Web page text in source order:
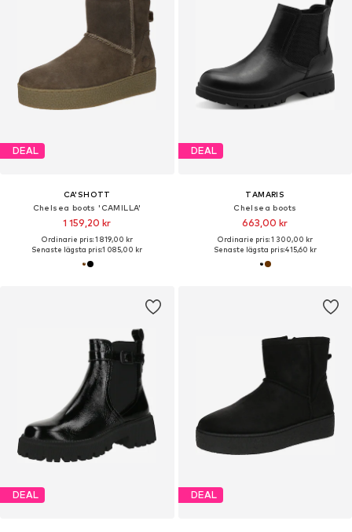
DEAL
CA'SHOTT
Chelsea boots 'CAMILLA'
1 159,20 kr
Ordinarie pris: 1 819,00 kr
Senaste lägsta pris:1 085,00 kr
DEAL
TAMARIS
Chelsea boots
663,00 kr
Ordinarie pris: 1 300,00 kr
Senaste lägsta pris:415,60 kr
DEAL DEAL